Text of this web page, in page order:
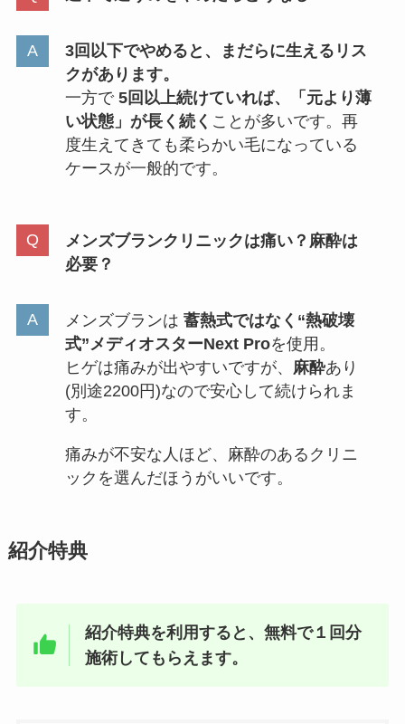
3回以下でやめると、まだらに生えるリス
クがあります。
一方で 5回以上続けていれば、「元より薄
い状態」が長く続く ことが多いです。再
度生えてきても柔らかい毛になっている
ケースが一般的です。
メンズブランクリニックは痛い？麻酔は
必要？
メンズブランは 蓄熱式ではなく“熱破壊
式”メディオスターNext Proを使用。
ヒゲは痛みが出やすいですが、 麻酔あり
(別途2200円)なので安心して続けられま
す。
痛みが不安な人ほど、麻酔のあるクリニ
ックを選んだほうがいいです。
紹介特典
紹介特典を利用すると、無料で１回分
施術してもらえます。